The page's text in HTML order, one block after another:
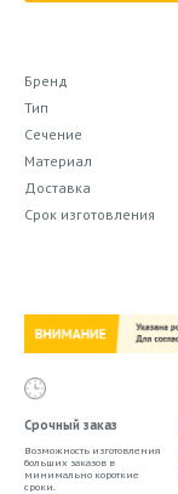
Бренд
Тип
Сечение
Материал
Доставка
Срок изготовления
Срочный заказ
Возможность изготовления
больших заказов в
минимально короткие
сроки.